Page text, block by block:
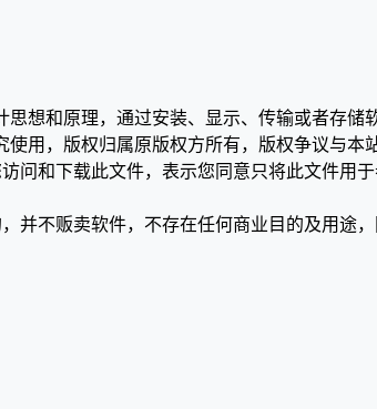
想和原理，通过安装、显示、传输或者存储
用，版权归属原版权方所有，版权争议与
问和下载此文件，表示您同意只将此文件用
不贩卖软件，不存在任何商业目的及用途